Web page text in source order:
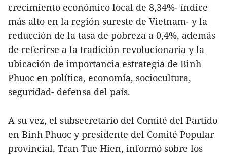
crecimiento económico local de 8,34%- índice
más alto en la región sureste de Vietnam- y la
reducción de la tasa de pobreza a 0,4%, además
de referirse a la tradición revolucionaria y la
ubicación de importancia estrategia de Binh
Phuoc en política, economía, sociocultura,
seguridad- defensa del país.
A su vez, el subsecretario del Comité del Partido
en Binh Phuoc y presidente del Comité Popular
provincial, Tran Tue Hien, informó sobre los